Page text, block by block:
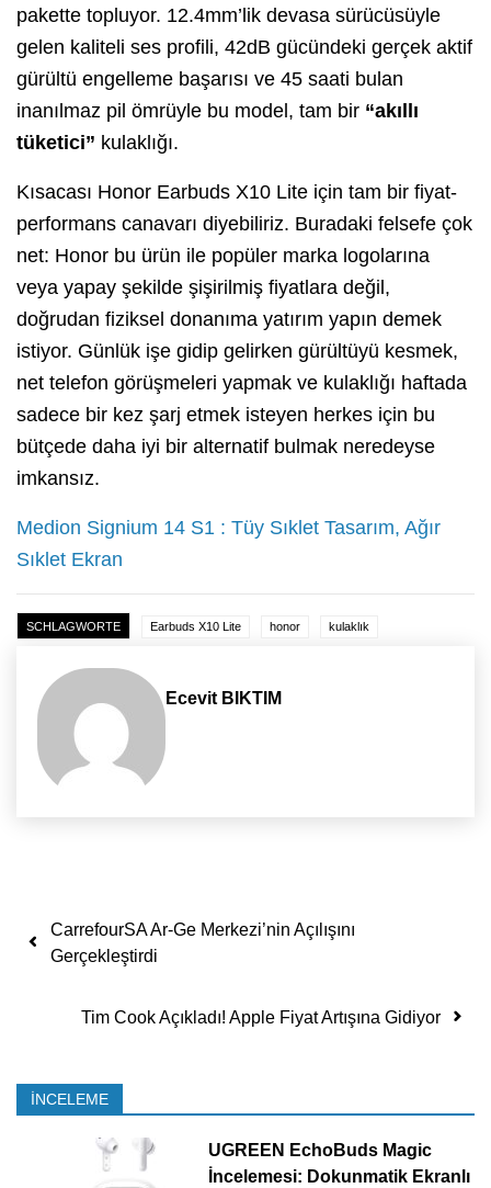
pakette topluyor. 12.4mm’lik devasa sürücüsüyle
gelen kaliteli ses profili, 42dB gücündeki gerçek aktif
gürültü engelleme başarısı ve 45 saati bulan
inanılmaz pil ömrüyle bu model, tam bir “akıllı
tüketici” kulaklığı.
Kısacası Honor Earbuds X10 Lite için tam bir fiyat-
performans canavarı diyebiliriz. Buradaki felsefe çok
net: Honor bu ürün ile popüler marka logolarına
veya yapay şekilde şişirilmiş fiyatlara değil,
doğrudan fiziksel donanıma yatırım yapın demek
istiyor. Günlük işe gidip gelirken gürültüyü kesmek,
net telefon görüşmeleri yapmak ve kulaklığı haftada
sadece bir kez şarj etmek isteyen herkes için bu
bütçede daha iyi bir alternatif bulmak neredeyse
imkansız.
Medion Signium 14 S1 : Tüy Sıklet Tasarım, Ağır
Sıklet Ekran
SCHLAGWORTE Earbuds X10 Lite honor kulaklık
Ecevit BIKTIM
Yazı dolaşımı
CarrefourSA Ar-Ge Merkezi’nin Açılışını
Gerçekleştirdi
Tim Cook Açıkladı! Apple Fiyat Artışına Gidiyor
İNCELEME
UGREEN EchoBuds Magic
İncelemesi: Dokunmatik Ekranlı